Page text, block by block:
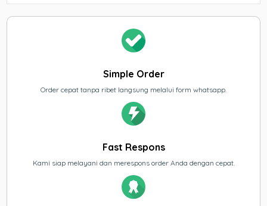
Simple Order
Order cepat tanpa ribet langsung melalui form whatsapp.
Fast Respons
Kami siap melayani dan merespons order Anda dengan cepat.